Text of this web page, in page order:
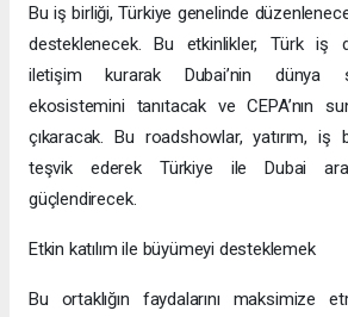
Bu iş birliği, Türkiye genelinde
desteklenecek. Bu etkinlikler, Türk iş
iletişim kurarak Dubai’nin dünya
ekosistemini tanıtacak ve CEPA’nın
çıkaracak. Bu roadshowlar, yatırım, iş
teşvik ederek Türkiye ile Dubai
güçlendirecek.
Etkin katılım ile büyümeyi desteklemek
Bu ortaklığın faydalarını maksimize